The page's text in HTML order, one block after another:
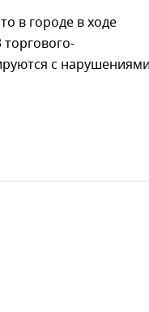
в городе в ходе
с